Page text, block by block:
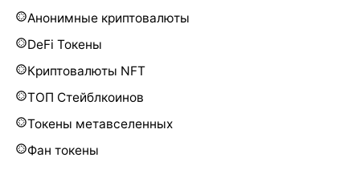
Анонимные криптовалюты
DeFi Токены
Криптовалюты NFT
ТОП Стейблкоинов
Токены метавселенных
Фан токены